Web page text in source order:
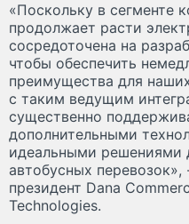
«Поскольку в сегменте
продолжает расти
сосредоточена на
чтобы обеспечить
преимущества для
с таким ведущим
cущественно
дополнительными
идеальными решениями
автобусных
президент Dana
Technologies.